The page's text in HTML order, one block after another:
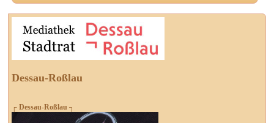
Dessau-Roßlau
┌ Dessau-Roßlau ┐